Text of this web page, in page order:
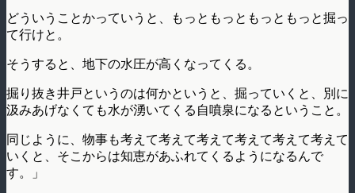
どういうことかっていうと、もっともっともっともっと掘っ
て行けと。
そうすると、地下の水圧が高くなってくる。
掘り抜き井戸というのは何かというと、掘っていくと、別に
汲みあげなくても水が湧いてくる自噴泉になるということ。
同じように、物事も考えて考えて考えて考えて考えて考えて
いくと、そこからは知恵があふれてくるようになるんで
す。」